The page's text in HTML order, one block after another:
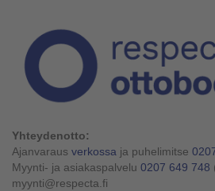
Yhteydenotto:
Ajanvaraus verkossa ja puhelimitse
Myynti- ja asiakaspalvelu 0207 649 748
myynti@respecta.fi